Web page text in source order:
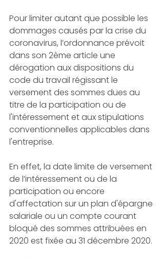
Pour limiter autant que possible les
dommages causés par la crise du
coronavirus, l’ordonnance prévoit
dans son 2ème article une
dérogation aux dispositions du
code du travail régissant le
versement des sommes dues au
titre de la participation ou de
l'intéressement et aux stipulations
conventionnelles applicables dans
l'entreprise.
En effet, la date limite de versement
de l’intéressement ou de la
participation ou encore
d'affectation sur un plan d'épargne
salariale ou un compte courant
bloqué des sommes attribuées en
2020 est fixée au 31 décembre 2020.